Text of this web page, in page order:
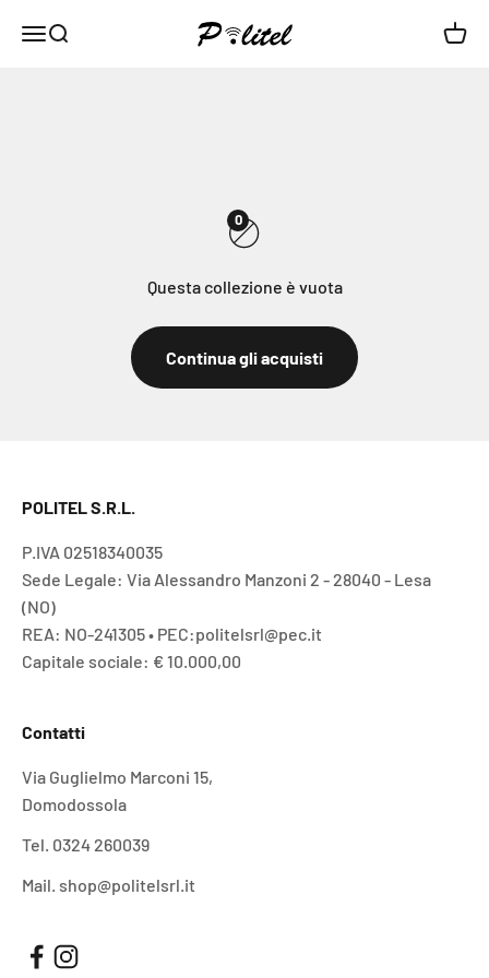
MenùCerca Politel
0
Questa collezione è vuota
Continua gli acquisti
POLITEL S.R.L.
P.IVA 02518340035
Sede Legale: Via Alessandro Manzoni 2 - 28040 - Lesa
(NO)
REA: NO-241305 • PEC:politelsrl@pec.it
Capitale sociale: € 10.000,00
Contatti
Via Guglielmo Marconi 15,
Domodossola
Tel. 0324 260039
Mail. shop@politelsrl.it